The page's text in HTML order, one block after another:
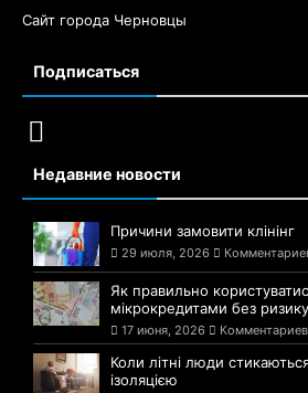
Сайт города Черновцы
Подписаться
Недавние новости
Причини замовити клінінг
29 июля, 2026
Як правильно
мікрокредитами без
17 июня, 2026
Коли літні люди
ізоляцією